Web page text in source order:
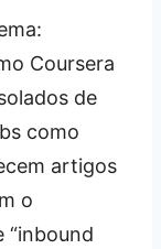
Coursera
de
como
artigos
o
“inbound